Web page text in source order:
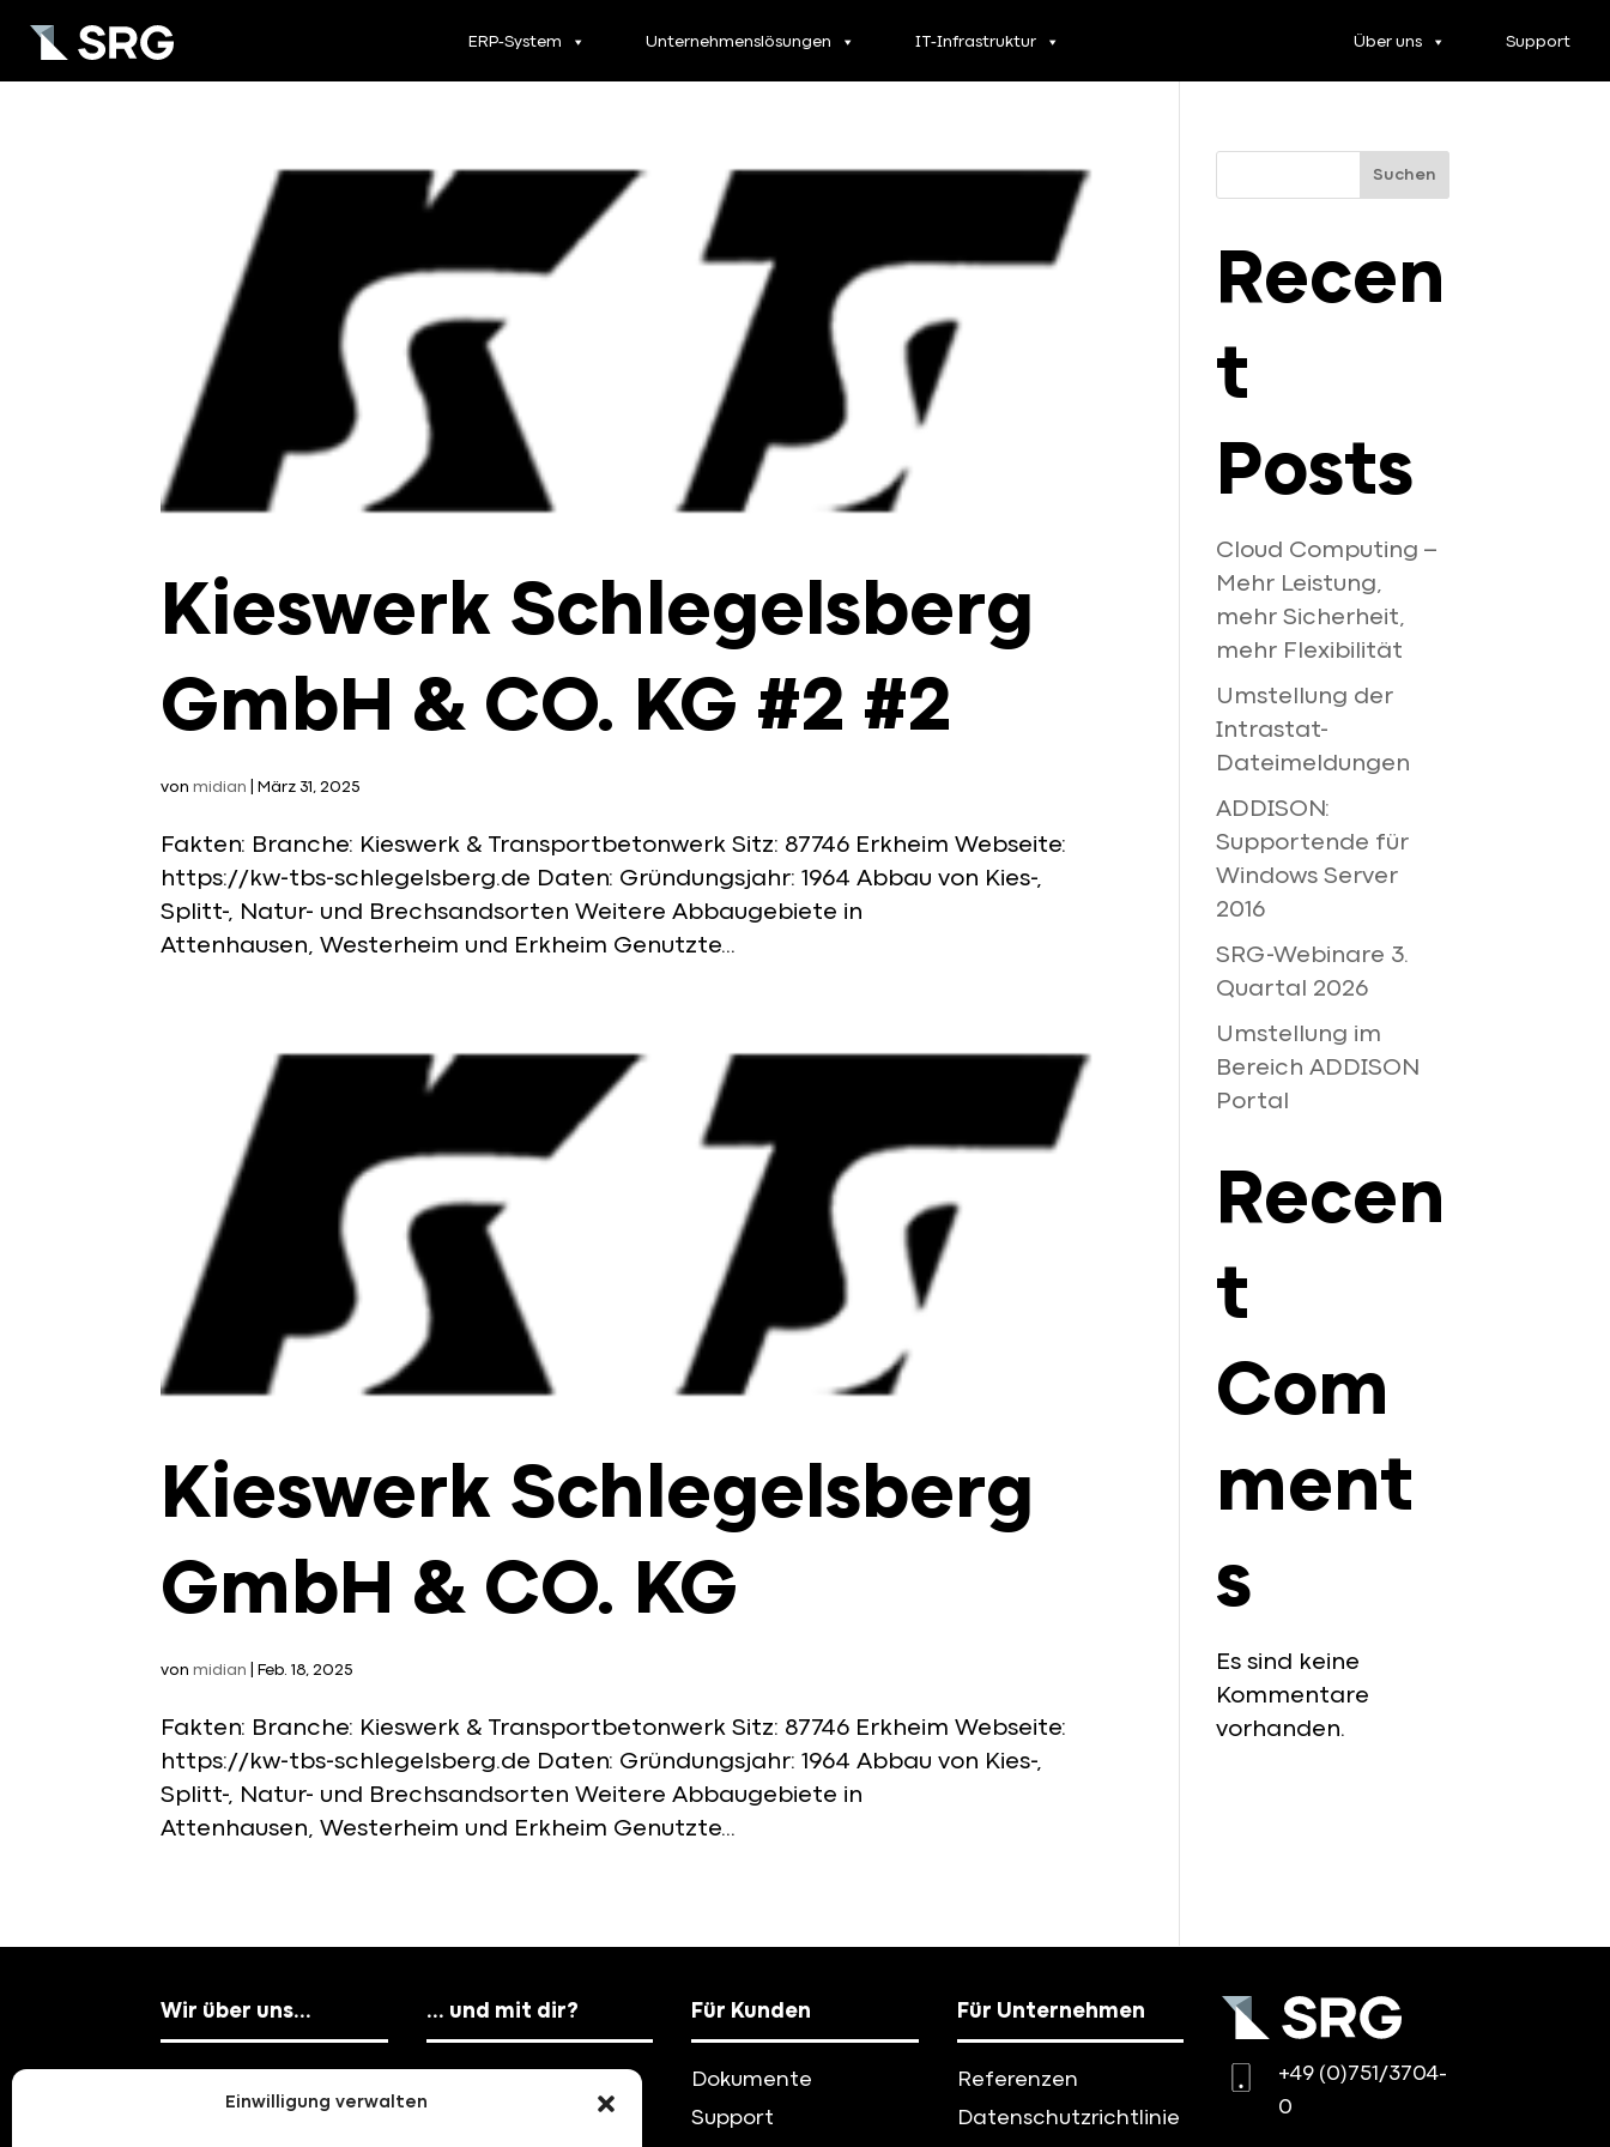
Einwilligung verwalten
ERP-System Unternehmenslösungen IT-Infrastruktur Support
Über uns
Kieswerk Schlegelsberg
GmbH & CO. KG #2 #2
vonmidian März 31, 2025
Fakten: Branche: Kieswerk & Transportbetonwerk Sitz: 87746 Erkheim Webseite:
https://kw-tbs-schlegelsberg.de Daten: Gründungsjahr: 1964 Abbau von Kies-,
Splitt-, Natur- und Brechsandsorten Weitere Abbaugebiete in
Attenhausen, Westerheim und Erkheim Genutzte...
Kieswerk Schlegelsberg
GmbH & CO. KG
vonmidian Feb. 18, 2025
Fakten: Branche: Kieswerk & Transportbetonwerk Sitz: 87746 Erkheim Webseite:
https://kw-tbs-schlegelsberg.de Daten: Gründungsjahr: 1964 Abbau von Kies-,
Splitt-, Natur- und Brechsandsorten Weitere Abbaugebiete in
Attenhausen, Westerheim und Erkheim Genutzte...
Suchen
Recen
t
Posts
Cloud Computing –
Mehr Leistung,
mehr Sicherheit,
mehr Flexibilität
Umstellung der
Intrastat-
Dateimeldungen
ADDISON:
Supportende für
Windows Server
2016
SRG-Webinare 3.
Quartal 2026
Umstellung im
Bereich ADDISON
Portal
Recen
t
Com
ment
s
Es sind keine
Kommentare
vorhanden.
Wir über uns… … und mit dir? Für Kunden
Dokumente
Support
Für Unternehmen
Referenzen
Datenschutzrichtlinie
+49 (0)751/3704-
0